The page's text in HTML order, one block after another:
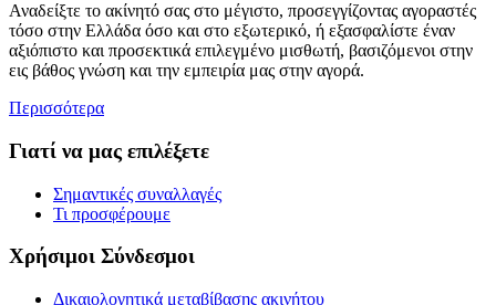
Αναδείξτε το ακίνητό σας στο μέγιστο, προσεγγίζοντας αγοραστές
τόσο στην Ελλάδα όσο και στο εξωτερικό, ή εξασφαλίστε έναν
αξιόπιστο και προσεκτικά επιλεγμένο μισθωτή, βασιζόμενοι στην
εις βάθος γνώση και την εμπειρία μας στην αγορά.
Περισσότερα
Γιατί να μας επιλέξετε
Σημαντικές συναλλαγές
Τι προσφέρουμε
Χρήσιμοι Σύνδεσμοι
Δικαιολογητικά μεταβίβασης ακινήτου